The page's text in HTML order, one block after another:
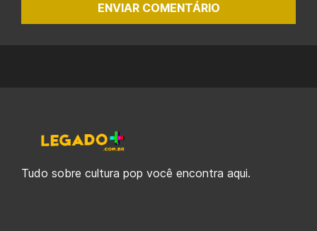
ENVIAR COMENTÁRIO
Tudo sobre cultura pop você encontra aqui.